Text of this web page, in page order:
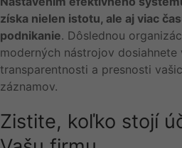
získa nielen istotu, ale aj viac
podnikanie. Dôslednou
moderných nástrojov dosiahnete
transparentnosti a presnosti
záznamov.
Zistite, koľko stojí